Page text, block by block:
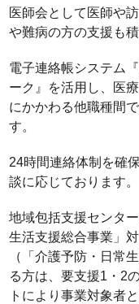
医師会として医師や
や難病の方の支援も
電子連絡帳システム
ーク』を活用し、医
にかかわる他職種間
す。
24時間連絡体制を確
談に応じております。
地域包括支援センタ
生活支援総合事業」
（「介護予防・日常
る方は、要支援1・2
トにより事業対象者